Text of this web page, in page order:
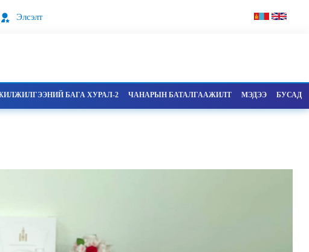
Элсэлт
БАГА ХУРАЛ-2 ЧАНАРЫН БАТАЛГААЖИЛТ МЭДЭЭ БУСАД